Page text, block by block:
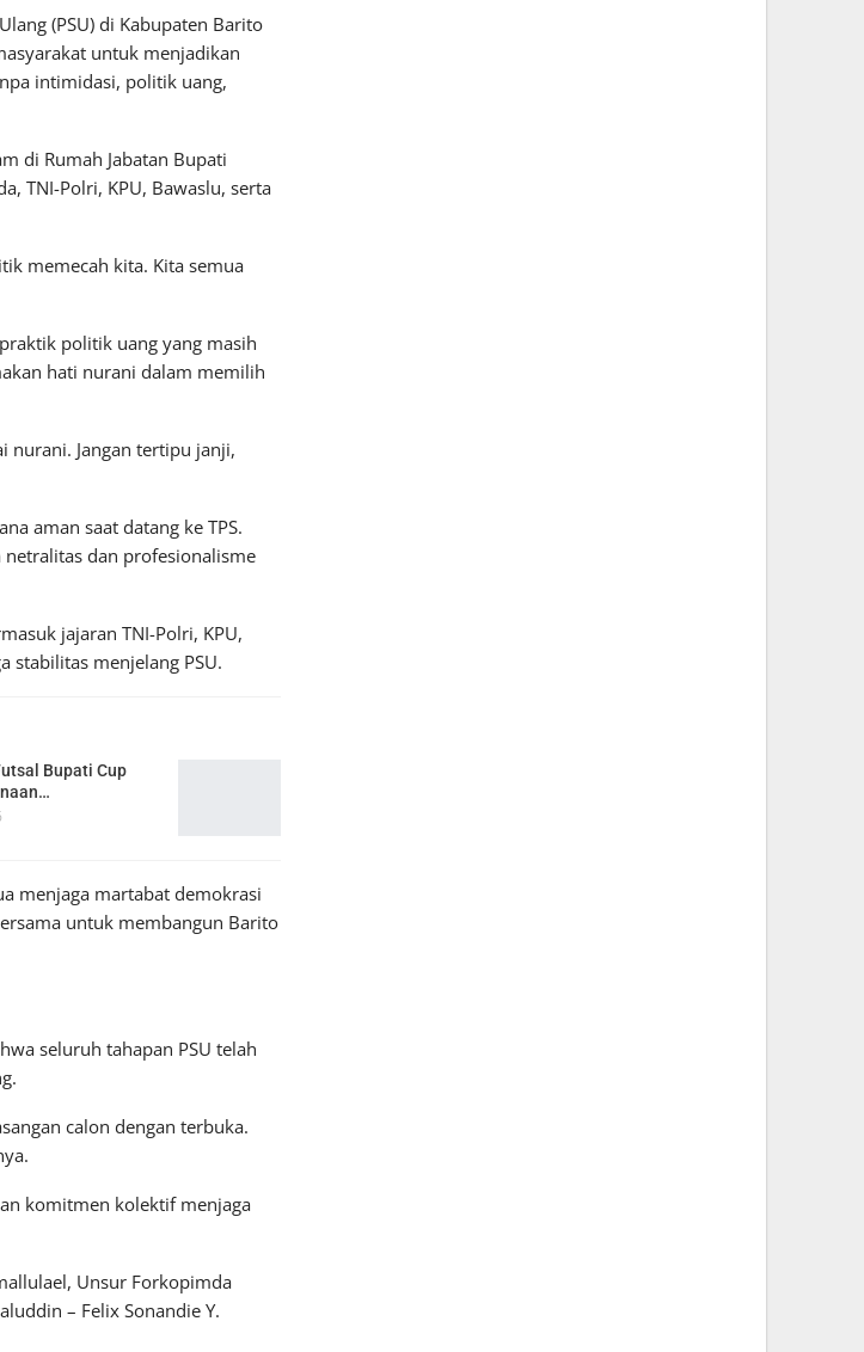
(PSU) di Kabupaten Barito
untuk menjadikan
intimidasi, politik uang,
di Rumah Jabatan Bupati
TNI-Polri, KPU, Bawaslu, serta
memecah kita. Kita semua
politik uang yang masih
hati nurani dalam memilih
nurani. Jangan tertipu janji,
aman saat datang ke TPS.
netralitas dan profesionalisme
jajaran TNI-Polri, KPU,
stabilitas menjelang PSU.
Bupati Cup
menjaga martabat demokrasi
untuk membangun Barito
seluruh tahapan PSU telah
calon dengan terbuka.
komitmen kolektif menjaga
Unsur Forkopimda
– Felix Sonandie Y.